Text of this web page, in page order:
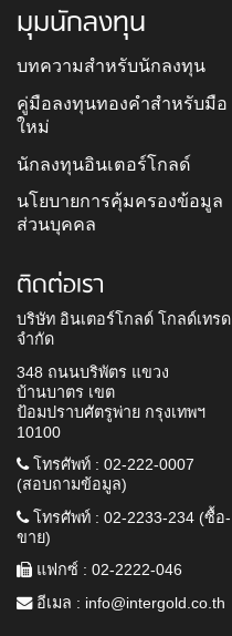
มุมนักลงทุน
บทความสำหรับนักลงทุน
คู่มือลงทุนทองคำสำหรับมือ
ใหม่
นักลงทุนอินเตอร์โกลด์
นโยบายการคุ้มครองข้อมูล
ส่วนบุคคล
ติดต่อเรา
บริษัท อินเตอร์โกลด์ โกลด์เทรด
จำกัด
348 ถนนบริพัตร แขวง
บ้านบาตร เขต
ป้อมปราบศัตรูพ่าย กรุงเทพฯ
10100
โทรศัพท์ : 02-222-0007
(สอบถามข้อมูล)
โทรศัพท์ : 02-2233-234 (ซื้อ-
ขาย)
แฟกซ์ : 02-2222-046
อีเมล : info@intergold.co.th